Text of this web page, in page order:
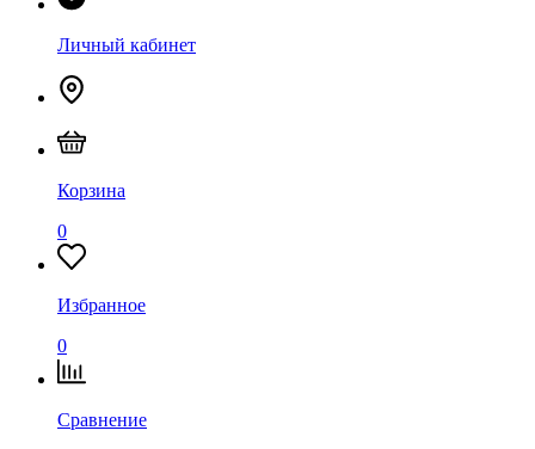
Личный кабинет
Корзина
0
Избранное
0
Сравнение